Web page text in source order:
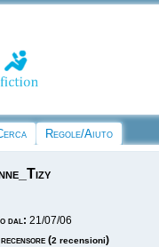
Regole/Aiuto
dal: 21/07/06
(2 recensioni)